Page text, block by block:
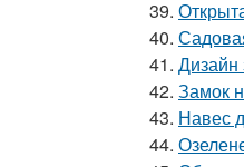
39.
40.
41. Дизайн
42. Замок
43. Навес
44.